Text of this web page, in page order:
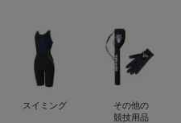
スイミング
その他の
競技用品